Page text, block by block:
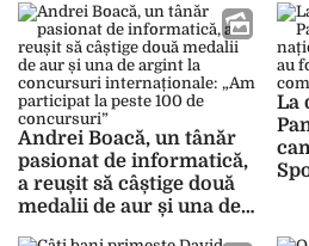
s-a clasat pe locul 3 în
țară”
Andrei Boacă, un tânăr
pasionat de informatică,
a reușit să câștige două
medalii de aur și una de
La